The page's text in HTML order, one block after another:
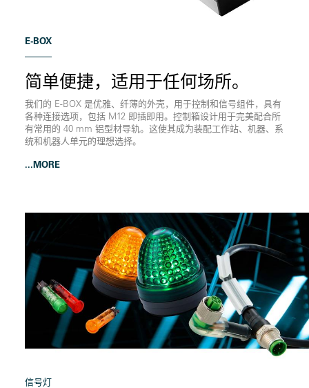
E-BOX
简单便捷，适用于任何场所。
我们的 E-BOX 是优雅、纤薄的外壳，用于控制和信号组件，具有
各种连接选项，包括 M12 即插即用。控制箱设计用于完美配合所
有常用的 40 mm 铝型材导轨。这使其成为装配工作站、机器、系
统和机器人单元的理想选择。
...MORE
信号灯